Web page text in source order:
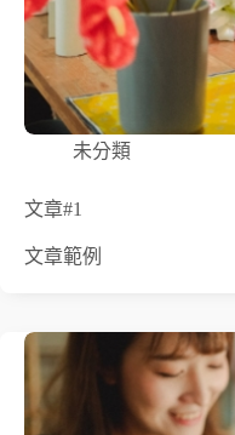
未分類
文章#1
文章範例